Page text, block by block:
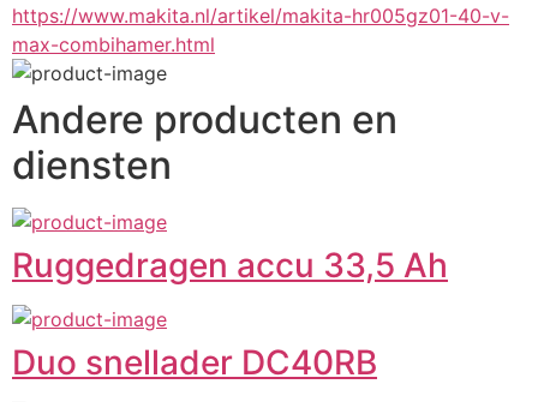
https://www.makita.nl/artikel/makita-hr005gz01-40-v-
max-combihamer.html
Andere producten en
diensten
Ruggedragen accu 33,5 Ah
Duo snellader DC40RB